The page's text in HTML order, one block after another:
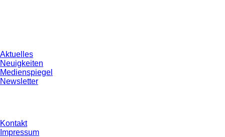
Aktuelles
Neuigkeiten
Medienspiegel
Newsletter
Kontakt
Impressum